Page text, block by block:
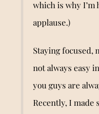
which is why
applause.)
Staying focused,
not always easy
you guys are
Recently, I made